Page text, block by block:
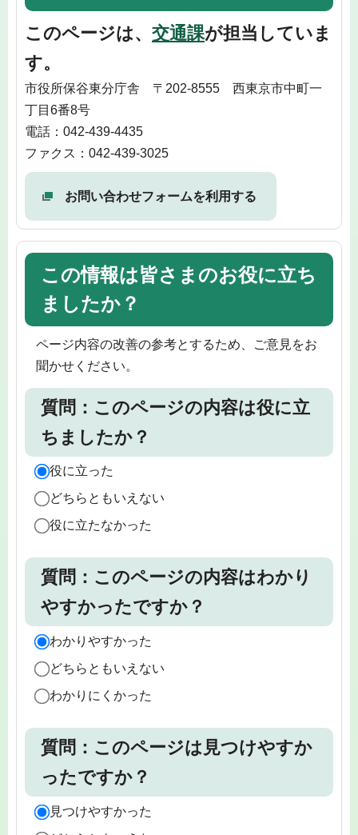
このページは、 交通課が担当していま
す。
市役所保谷東分庁舎 〒202-8555 西東京市中町一
丁目6番8号
電話：042-439-4435
ファクス：042-439-3025
お問い合わせフォームを利用する
この情報は皆さまのお役に立ち
ましたか？
ページ内容の改善の参考とするため、ご意見をお
聞かせください。
質問：このページの内容は役に立
ちましたか？
役に立った
どちらともいえない
役に立たなかった
質問：このページの内容はわかり
やすかったですか？
わかりやすかった
どちらともいえない
わかりにくかった
質問：このページは見つけやすか
ったですか？
見つけやすかった